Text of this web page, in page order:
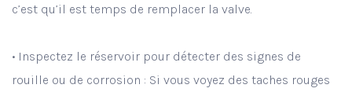
c’est qu’il est temps de remplacer la valve.
• Inspectez le réservoir pour détecter des signes de
rouille ou de corrosion : Si vous voyez des taches rouges